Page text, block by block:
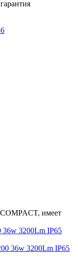
имеет
36w 3200Lm IP65